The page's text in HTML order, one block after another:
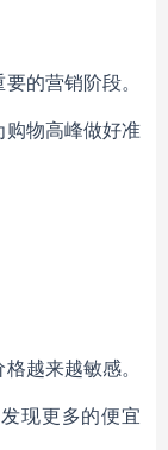
的营销阶段。
物高峰做好准
越来越敏感。
现更多的便宜